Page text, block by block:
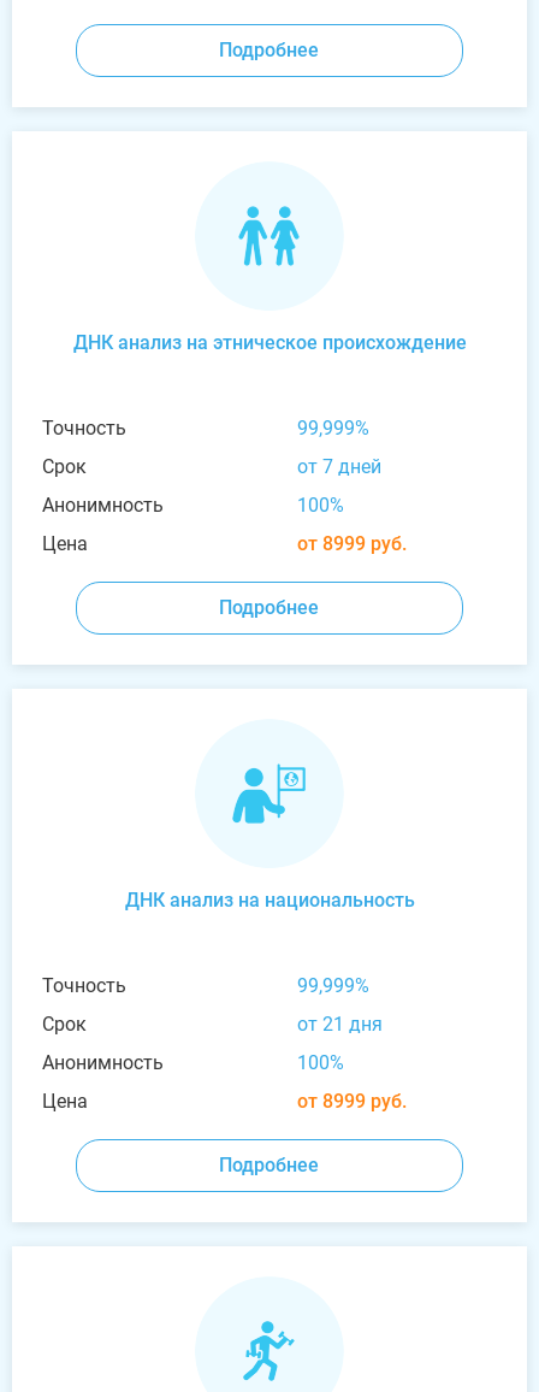
Подробнее
ДНК анализ на этническое происхождение
Точность
99,999%
Срок
от 7 дней
Анонимность
100%
Цена
от 8999 руб.
Подробнее
ДНК анализ на национальность
Точность
99,999%
Срок
от 21 дня
Анонимность
100%
Цена
от 8999 руб.
Подробнее